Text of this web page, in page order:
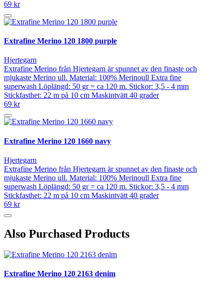
69 kr
Extrafine Merino 120 1800 purple
Hjertegarn
Extrafine Merino från Hjertegarn är spunnet av den finaste och
mjukaste Merino ull. Material: 100% Merinoull Extra fine
superwash Löplängd: 50 gr = ca 120 m. Stickor: 3,5 - 4 mm
Stickfasthet: 22 m på 10 cm Maskintvätt 40 grader
69 kr
Extrafine Merino 120 1660 navy
Hjertegarn
Extrafine Merino från Hjertegarn är spunnet av den finaste och
mjukaste Merino ull. Material: 100% Merinoull Extra fine
superwash Löplängd: 50 gr = ca 120 m. Stickor: 3,5 - 4 mm
Stickfasthet: 22 m på 10 cm Maskintvätt 40 grader
69 kr
Also Purchased Products
Extrafine Merino 120 2163 denim